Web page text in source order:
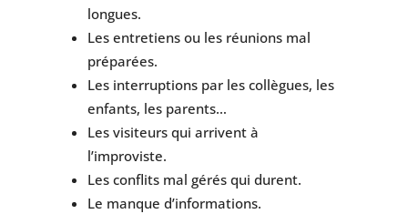
longues.
Les entretiens ou les réunions mal
préparées.
Les interruptions par les collègues, les
enfants, les parents…
Les visiteurs qui arrivent à
l’improviste.
Les conflits mal gérés qui durent.
Le manque d’informations.